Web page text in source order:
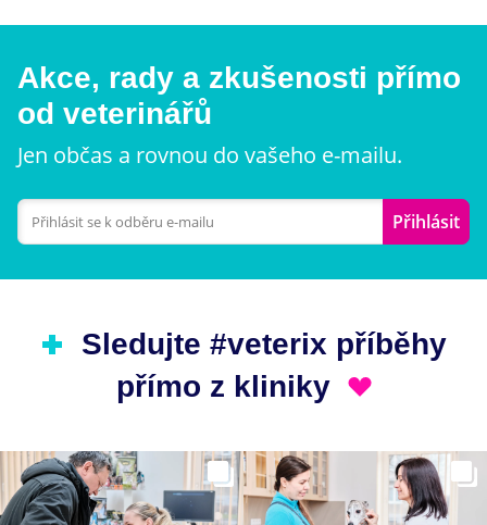
Akce, rady a zkušenosti přímo
od veterinářů
Jen občas a rovnou do vašeho e-mailu.
Přihlásit
Sledujte #veterix příběhy
přímo z kliniky